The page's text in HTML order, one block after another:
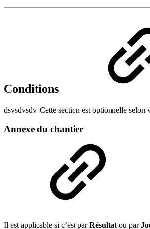
Conditions
dsvsdvsdv. Cette section est optionnelle selon
Annexe du chantier
Il est applicable si c’est parRésultat ou par